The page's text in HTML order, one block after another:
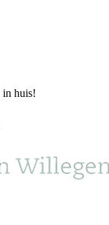
in huis!